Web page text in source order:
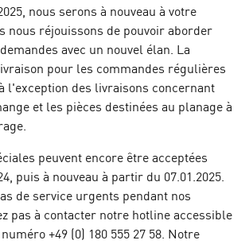
nous serons à nouveau à votre
nous réjouissons de pouvoir aborder
avec un nouvel élan. La
pour les commandes régulières
l'exception des livraisons concernant
et les pièces destinées au planage à
peuvent encore être acceptées
puis à nouveau à partir du 07.01.2025.
de service urgents pendant nos
pas à contacter notre hotline accessible
+49 (0) 180 555 27 58. Notre